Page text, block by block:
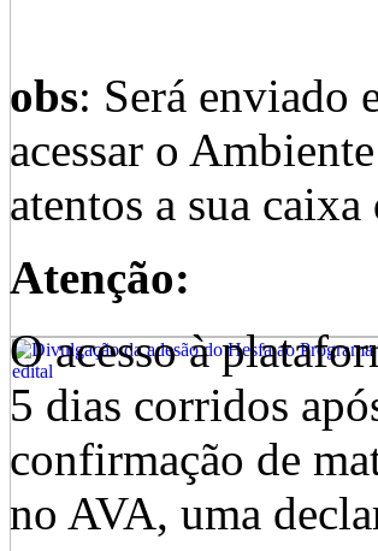
obs: Será enviado
acessar o
atentos a sua
Atenção:
O acesso à
5 dias corridos
confirmação de
no AVA, uma